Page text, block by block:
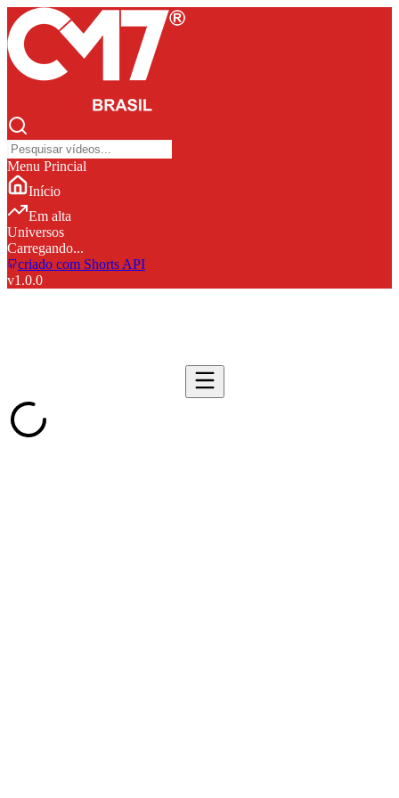
Menu Princial
Início
Em alta
Universos
Carregando...
criado com Shorts API
v1.0.0